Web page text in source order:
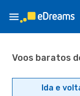
Voos baratos
Ida e